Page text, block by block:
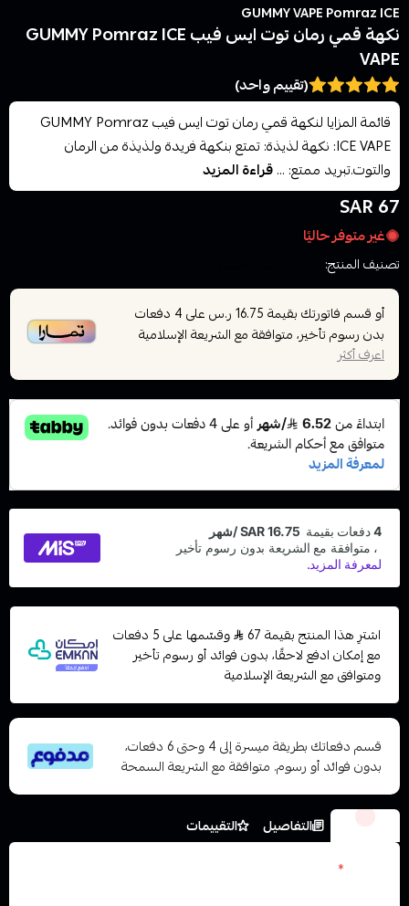
GUMMY VAPE Pomraz ICE
نكهة قمي رمان توت ايس فيب GUMMY Pomraz ICE
VAPE
(تقييم واحد)
قائمة المزايا لنكهة قمي رمان توت ايس فيب GUMMY Pomraz
ICE VAPE: نكهة لذيذة: تمتع بنكهة فريدة ولذيذة من الرمان
والتوت.تبريد ممتع: ...قراءة المزيد
67 SAR
غير متوفر حاليًا
تصنيف المنتج:
أو قسم فاتورتك بقيمة 16.75 ر.س على4 دفعات
بدون رسوم تأخير، متوافقة مع الشريعة الإسلامية
اعرف أكثر
اشترِ هذا المنتج بقيمة 67
وقسّمها على 5 دفعات
مع إمكان ادفع لاحقًا، بدون فوائد أو رسوم تأخير
ومتوافق مع الشريعة الإسلامية
قسم دفعاتك بطريقة ميسرة إلى 4 وحتى 6 دفعات،
بدون فوائد أو رسوم. متوافقة مع الشريعة السمحة
التفاصيل
التقييمات
*